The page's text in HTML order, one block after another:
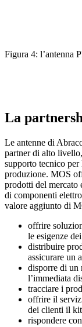
Figura 4: l’antenna
La
Le antenne di
partner di alto
supporto tecnico
produzione. MOS
prodotti del mercato
di componenti
valore aggiunto di
offrire
le esigenze
distribuire
assicurare un
disporre di un
l’immediata
tracciare i
offrire il
dei clienti il
rispondere